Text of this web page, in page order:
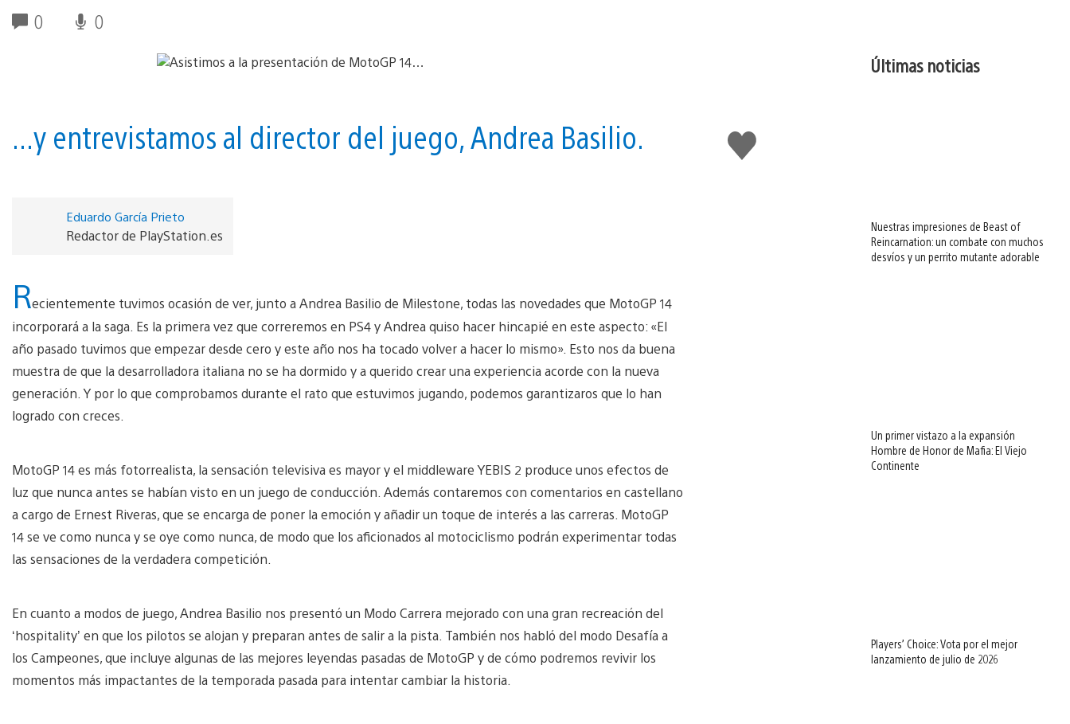
0 0
Me
gusta
...y entrevistamos al director del juego, Andrea Basilio.
Eduardo García Prieto
Redactor de PlayStation.es
Recientemente tuvimos ocasión de ver, junto a Andrea Basilio de Milestone, todas las novedades que MotoGP 14
incorporará a la saga. Es la primera vez que correremos en PS4 y Andrea quiso hacer hincapié en este aspecto: «El
año pasado tuvimos que empezar desde cero y este año nos ha tocado volver a hacer lo mismo». Esto nos da buena
muestra de que la desarrolladora italiana no se ha dormido y a querido crear una experiencia acorde con la nueva
generación. Y por lo que comprobamos durante el rato que estuvimos jugando, podemos garantizaros que lo han
logrado con creces.
MotoGP 14 es más fotorrealista, la sensación televisiva es mayor y el middleware YEBIS 2 produce unos efectos de
luz que nunca antes se habían visto en un juego de conducción. Además contaremos con comentarios en castellano
a cargo de Ernest Riveras, que se encarga de poner la emoción y añadir un toque de interés a las carreras. MotoGP
14 se ve como nunca y se oye como nunca, de modo que los aficionados al motociclismo podrán experimentar todas
las sensaciones de la verdadera competición.
En cuanto a modos de juego, Andrea Basilio nos presentó un Modo Carrera mejorado con una gran recreación del
‘hospitality’ en que los pilotos se alojan y preparan antes de salir a la pista. También nos habló del modo Desafía a
los Campeones, que incluye algunas de las mejores leyendas pasadas de MotoGP y de cómo podremos revivir los
momentos más impactantes de la temporada pasada para intentar cambiar la historia.
Últimas noticias
Nuestras impresiones de Beast of
Reincarnation: un combate con muchos
desvíos y un perrito mutante adorable
Un primer vistazo a la expansión
Hombre de Honor de Mafia: El Viejo
Continente
Players’ Choice: Vota por el mejor
lanzamiento de julio de 2026